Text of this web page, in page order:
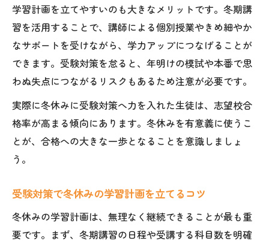
学習計画を立てやすいのも大きなメリットです。冬期講
習を活用することで、講師による個別授業やきめ細やか
なサポートを受けながら、学力アップにつなげることが
できます。受験対策を怠ると、年明けの模試や本番で思
わぬ失点につながるリスクもあるため注意が必要です。
実際に冬休みに受験対策へ力を入れた生徒は、志望校合
格率が高まる傾向にあります。冬休みを有意義に使うこ
とが、合格への大きな一歩となることを意識しましょ
う。
受験対策で冬休みの学習計画を立てるコツ
冬休みの学習計画は、無理なく継続できることが最も重
要です。まず、冬期講習の日程や受講する科目数を明確